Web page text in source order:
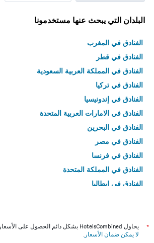
البلدان التي يبحث عنها مستخدمونا
الفنادق في المغرب
الفنادق في قطر
الفنادق في المملكة العربية السعودية
الفنادق في تركيا
الفنادق في إندونيسيا
الفنادق في الامارات العربية المتحدة
الفنادق في البحرين
الفنادق في مصر
الفنادق في فرنسا
الفنادق في المملكة المتحدة
الفنادق في إيطاليا
*
يحاول HotelsCombined بشكل دائم الحصول على الأسعار الدقيقة، ولكن
لا يمكن ضمان الأسعار .